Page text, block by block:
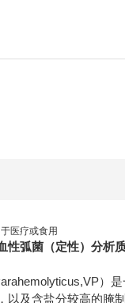
医疗或食用
性弧菌（定性）分析
）
以及含盐分较高的腌